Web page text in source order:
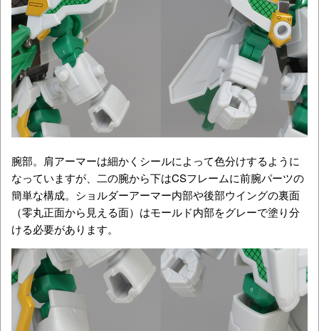
腕部。肩アーマーは細かくシールによって色分けするように
なっていますが、二の腕から下はCSフレームに前腕パーツの
簡単な構成。ショルダーアーマー内部や後部ウイングの裏面
（零丸正面から見える面）はモールド内部をグレーで塗り分
ける必要があります。